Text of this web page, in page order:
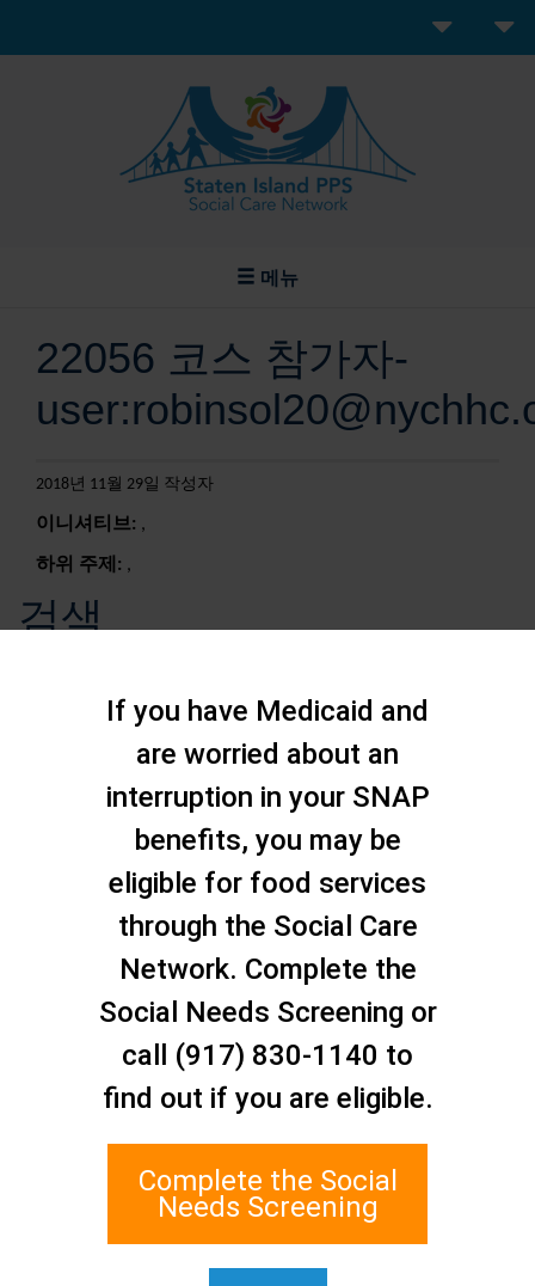
메뉴
22056 코스 참가자-
2018년 11월 29일 작성자
이니셔티브: ,
하위 주제: ,
검색
문의하기
스태튼 아일랜드 소셜 케어
스태튼 아일랜드, 뉴욕
If you have Medicaid and
are worried about an
interruption in your SNAP
benefits, you may be
eligible for food services
through the Social Care
Network. Complete the
Social Needs Screening or
call (917) 830-1140 to
find out if you are eligible.
Complete the Social
Needs Screening